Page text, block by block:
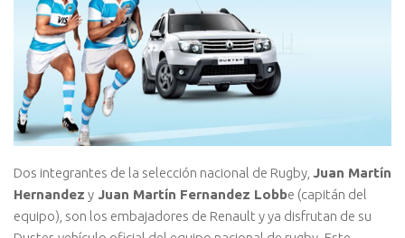
Dos integrantes de la selección nacional de Rugby, Juan Martín
Hernandez y Juan Martín Fernandez Lobbe (capitán del
equipo), son los embajadores de Renault y ya disfrutan de su